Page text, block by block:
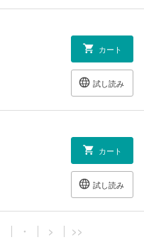
カート
試し読み
カート
試し読み
・ > >>